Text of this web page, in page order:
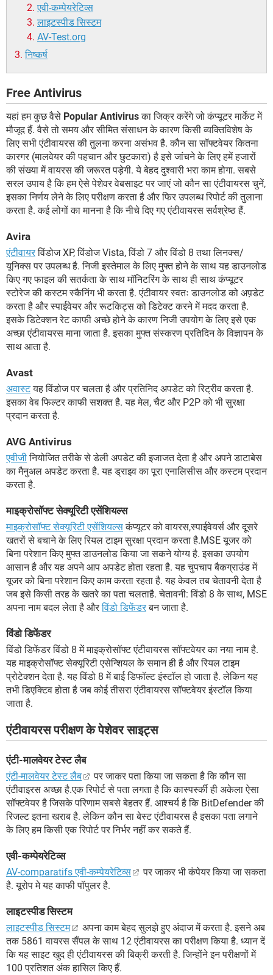
एवी-कम्पेयरेटिव्स
लाइटस्पीड सिस्टम
AV-Test.org
निष्कर्ष
Free Antivirus
यहां हम कुछ वैसे Popular Antivirusका जिक्र करेंगे जो कंप्यूटर मार्केट में
मौजूद हैं. वैसे तो समय और सीमित संसाधन के कारण किसी व्यक्तिविशेष के
लिए सभी एंटीवायरस की तुलना करना असंभव है. कौन सा सॉफ्टवेयर कितना
कारगर (मालवेयर की पहचान और छुटकारा) है इसे जांचने के लिए हमें हजारों
की संख्या में वायरस की जरूरत पड़ेगी. ये बेहद दुश्वारी भरा काम होगा. सबसे
सरल उपाय है कि हम ऐसे पेशेवर वेबसाइट पर जाएं जो कौन सा एंटीवायरस चुनें,
इसका निर्णय लेने के लिए परीक्षण करता है और फिर उपलब्ध रिपोर्ट की तुलाना
करता है. कई लोगों का मानना है कि नीचे दिए गए एंटीवायरस सर्वश्रेष्ठ हैं.
Avira
एंटीवायरविंडोज XP, विंडोज Vista, विंडो 7 और विंडो 8 तथा लिनक्स/
यूनिक्स पर उपलब्ध है. निजी इस्तेमाल के लिए मुफ्त होने के साथ यह डाउनलोड
किए गए फाइल की सतर्कता के साथ मॉनिटरिंग के साथ ही साथ कंप्यूटर
स्टोरेज की कस्टम स्कैनिंग भी करता है. एंटीवायर स्वतः डाउनलोड को अप़डेट
करता है और स्पाईवेयर और रूटकिट्स को डिटेक्ट करने में मदद करता है.
इसके डिटेक्शन रेट काफी अच्छे होने के कारण निजी उपयोग के लिए इसे एक
अच्छा एंटीवायरस माना जाता है. इसका मुफ्त संस्करण प्रतिदिन के विज्ञापन के
साथ आता है.
Avast
अवास्टयह विंडोज पर चलता है और प्रतिनिद अपडेट को रिट्रीव करता है.
इसका वेब फिल्टर काफी सशक्त है. यह मेल, चैट और P2P को भी सुरक्षा
प्रदान करता है.
AVG Antivirus
एवीजीनियोजित तरीके से डेली अपडेट की इजाजत देता है और अपने डाटाबेस
का मैनुअल अपडेट करता है. यह ड्राइव का पूरा एनालिसीस और कस्टम प्रदान
करता है.
माइक्रोसॉफ्ट सेक्यूरिटी एसेंशियल्स
माइक्रोसॉफ्ट सेक्यूरिटी एसेंशियल्सकंप्यूटर को वायरस,स्पाईवेयर्स और दूसरे
खतरों से बचाने के लिए रियल टाइम सुरक्षा प्रदान करता है.MSE यूजर को
बिना परेशान किए मुफ्त डाउनलोड किया जा सकने योग्य है. इसका उपयोग
आसान है और यह अपने आप अपडेट होता रहता है. यह चुपचाप बैकग्राउंड में
यूजर को बिना परेशान किए काम करता रहता है. यह केवल तब चेतावनी देता है
जब इसे किसी तरह के खतरे का पता चलताहै. चेतावनी: विंडो 8 के साथ, MSE
अपना नाम बदल लेता है औरविंडो डिफेंडरबन जाता है.
विंडो डिफेंडर
विंडो डिफेंडर विंडो 8 में माइक्रोसॉफ्ट एंटीवायरस सॉफ्टवेयर का नया नाम है.
यह माइक्रोसॉफ्ट सेक्यूरिटी एसेन्शियल के समान ही है और रियल टाइम
प्रोटेक्शन देता है. यह विंडो 8 में बाई डिफॉल्ट इंस्टॉल हो जाता है. लेकिन यह
तभी डिएक्टिव होता है जब कोई तीसरा एंटीवायरस सॉफ्टवेयर इंस्टॉल किया
जाता है.
एंटीवायरस परीक्षण के पेशेवर साइट्स
एंटी-मालवेयर टेस्ट लैब
एंटी-मालवेयर टेस्ट लैब
पर जाकर पता किया जा सकता है कि कौन सा
एंटीवाइरस अच्छा है.एक रिपोर्ट से पता लगता है कि कास्पर्स्की ही अकेला ऐसा
सॉफ्टवेयर है जिसके परिणाम सबसे बेहतर हैं. आश्चर्य है कि BitDefender की
रिजल्ट इतना खराब है. लेकिन कौन सा बेस्ट एंटीवायरस है इसका पता लगाने
के लिए हम किसी एक रिपोर्ट पर निर्भर नहीं कर सकते हैं.
एवी-कम्पेयरेटिव्स
AV-comparatifs एवी-कम्पेयरेटिव्स
पर जाकर भी कंपेयर किया जा सकता
है. यूरोप मे यह काफी पॉपुलर है.
लाइटस्पीड सिस्टम
लाइटस्पीड सिस्टम
अपना काम बेहद सुलझे हुए अंदाज में करता है. इसने अब
तक 5861 वायरस सैंपल के साथ 12 एंटीवायरस का परीक्षण किया है. ध्यान दें
कि यह साइट खुद ही एंटीवायरस की बिक्री करती है. जिन्होंने इन परीक्षणों में
100 प्रतिशत अंक हासिल किए हैं.